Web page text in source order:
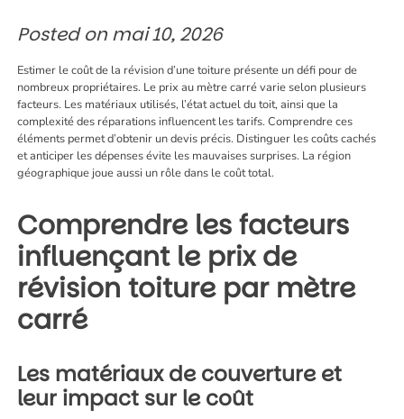
Posted onmai 10, 2026
Estimer le coût de la révision d’une toiture présente un défi pour de
nombreux propriétaires. Le prix au mètre carré varie selon plusieurs
facteurs. Les matériaux utilisés, l’état actuel du toit, ainsi que la
complexité des réparations influencent les tarifs. Comprendre ces
éléments permet d’obtenir un devis précis. Distinguer les coûts cachés
et anticiper les dépenses évite les mauvaises surprises. La région
géographique joue aussi un rôle dans le coût total.
Comprendre les facteurs
influençant le prix de
révision toiture par mètre
carré
Les matériaux de couverture et
leur impact sur le coût